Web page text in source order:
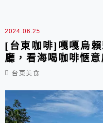
2024.06.25
[台東咖啡]嘎嘎烏
廳，看海喝咖啡愜意
台東美食